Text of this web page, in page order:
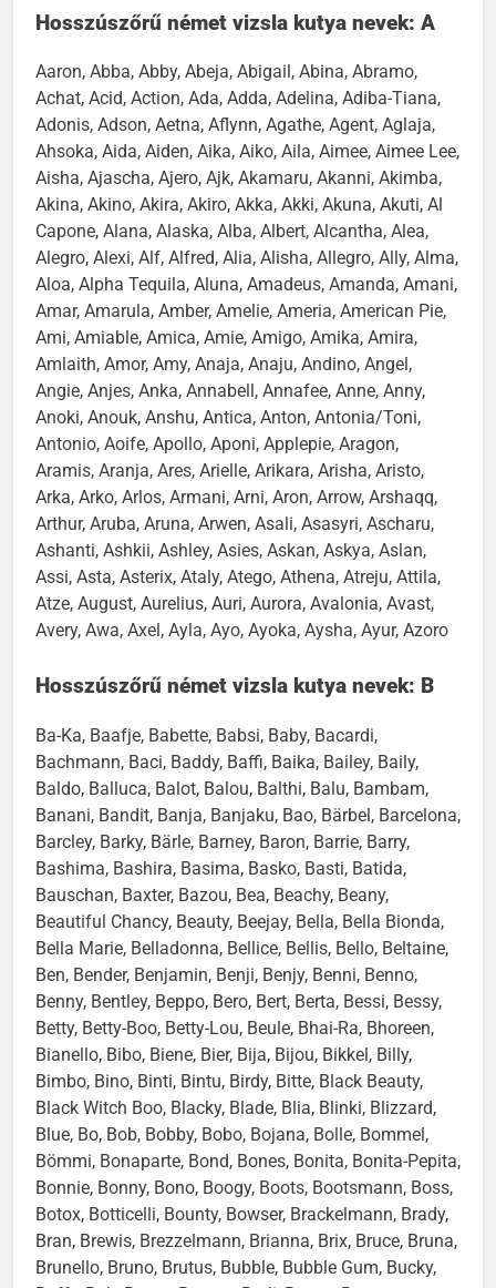
Hosszúszőrű német vizsla kutya nevek: A
Aaron, Abba, Abby, Abeja, Abigail, Abina, Abramo,
Achat, Acid, Action, Ada, Adda, Adelina, Adiba-Tiana,
Adonis, Adson, Aetna, Aflynn, Agathe, Agent, Aglaja,
Ahsoka, Aida, Aiden, Aika, Aiko, Aila, Aimee, Aimee Lee,
Aisha, Ajascha, Ajero, Ajk, Akamaru, Akanni, Akimba,
Akina, Akino, Akira, Akiro, Akka, Akki, Akuna, Akuti, Al
Capone, Alana, Alaska, Alba, Albert, Alcantha, Alea,
Alegro, Alexi, Alf, Alfred, Alia, Alisha, Allegro, Ally, Alma,
Aloa, Alpha Tequila, Aluna, Amadeus, Amanda, Amani,
Amar, Amarula, Amber, Amelie, Ameria, American Pie,
Ami, Amiable, Amica, Amie, Amigo, Amika, Amira,
Amlaith, Amor, Amy, Anaja, Anaju, Andino, Angel,
Angie, Anjes, Anka, Annabell, Annafee, Anne, Anny,
Anoki, Anouk, Anshu, Antica, Anton, Antonia/Toni,
Antonio, Aoife, Apollo, Aponi, Applepie, Aragon,
Aramis, Aranja, Ares, Arielle, Arikara, Arisha, Aristo,
Arka, Arko, Arlos, Armani, Arni, Aron, Arrow, Arshaqq,
Arthur, Aruba, Aruna, Arwen, Asali, Asasyri, Ascharu,
Ashanti, Ashkii, Ashley, Asies, Askan, Askya, Aslan,
Assi, Asta, Asterix, Ataly, Atego, Athena, Atreju, Attila,
Atze, August, Aurelius, Auri, Aurora, Avalonia, Avast,
Avery, Awa, Axel, Ayla, Ayo, Ayoka, Aysha, Ayur, Azoro
Hosszúszőrű német vizsla kutya nevek: B
Ba-Ka, Baafje, Babette, Babsi, Baby, Bacardi,
Bachmann, Baci, Baddy, Baffi, Baika, Bailey, Baily,
Baldo, Balluca, Balot, Balou, Balthi, Balu, Bambam,
Banani, Bandit, Banja, Banjaku, Bao, Bärbel, Barcelona,
Barcley, Barky, Bärle, Barney, Baron, Barrie, Barry,
Bashima, Bashira, Basima, Basko, Basti, Batida,
Bauschan, Baxter, Bazou, Bea, Beachy, Beany,
Beautiful Chancy, Beauty, Beejay, Bella, Bella Bionda,
Bella Marie, Belladonna, Bellice, Bellis, Bello, Beltaine,
Ben, Bender, Benjamin, Benji, Benjy, Benni, Benno,
Benny, Bentley, Beppo, Bero, Bert, Berta, Bessi, Bessy,
Betty, Betty-Boo, Betty-Lou, Beule, Bhai-Ra, Bhoreen,
Bianello, Bibo, Biene, Bier, Bija, Bijou, Bikkel, Billy,
Bimbo, Bino, Binti, Bintu, Birdy, Bitte, Black Beauty,
Black Witch Boo, Blacky, Blade, Blia, Blinki, Blizzard,
Blue, Bo, Bob, Bobby, Bobo, Bojana, Bolle, Bommel,
Bömmi, Bonaparte, Bond, Bones, Bonita, Bonita-Pepita,
Bonnie, Bonny, Bono, Boogy, Boots, Bootsmann, Boss,
Botox, Botticelli, Bounty, Bowser, Brackelmann, Brady,
Bran, Brewis, Brezzelmann, Brianna, Brix, Bruce, Bruna,
Brunello, Bruno, Brutus, Bubble, Bubble Gum, Bucky,